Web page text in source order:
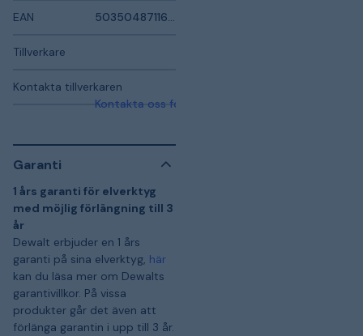
EAN 5035048711668
Tillverkare
Kontakta tillverkaren
Kontakta oss för mer information
Garanti
1 års garanti för elverktyg
med möjlig förlängning till 3
år
Dewalt erbjuder en 1 års
garanti på sina elverktyg, här
kan du läsa mer om Dewalts
garantivillkor. På vissa
produkter går det även att
förlänga garantin i upp till 3 år.